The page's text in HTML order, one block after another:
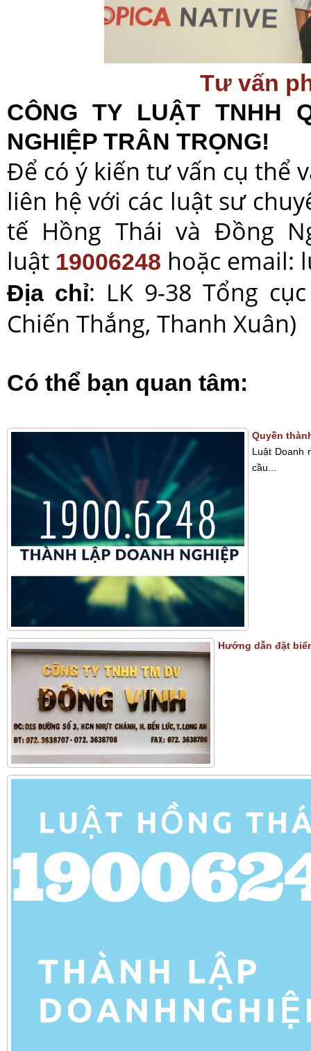
Tư vấn
CÔNG TY LUẬT TNHH
NGHIỆP TRÂN TRỌNG!
Để có ý kiến tư vấn cụ thể
liên hệ với các luật sư
tế Hồng Thái và Đồng
luật 19006248 hoặc email:
Địa chỉ: LK 9-38 Tổng
Chiến Thắng, Thanh Xuân)
Có thể bạn quan tâm:
Quyền
Luật Doanh
cầu...
Hướng dẫn đặt